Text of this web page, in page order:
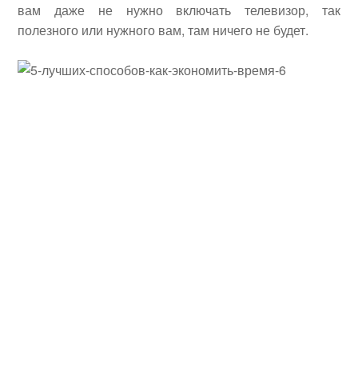
вам даже не нужно включать телевизор, так
полезного или нужного вам, там ничего не будет.